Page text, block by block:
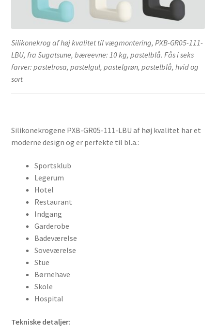
Silikonekrog af høj kvalitet til vægmontering, PXB-GR05-111-
LBU, fra Sugatsune, bæreevne: 10 kg, pastelblå. Fås i seks
farver: pastelrosa, pastelgul, pastelgrøn, pastelblå, hvid og
sort
Silikonekrogene PXB-GR05-111-LBU af høj kvalitet har et
moderne design og er perfekte til bl.a.:
Sportsklub
Legerum
Hotel
Restaurant
Indgang
Garderobe
Badeværelse
Soveværelse
Stue
Børnehave
Skole
Hospital
Tekniske detaljer: